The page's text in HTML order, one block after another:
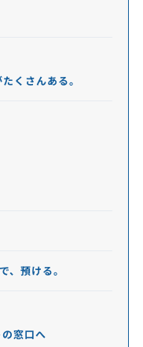
くさんある。
、預ける。
窓口へ